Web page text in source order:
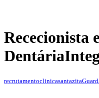
Rececionista
Dentária
recrutamentoclinicasantazita